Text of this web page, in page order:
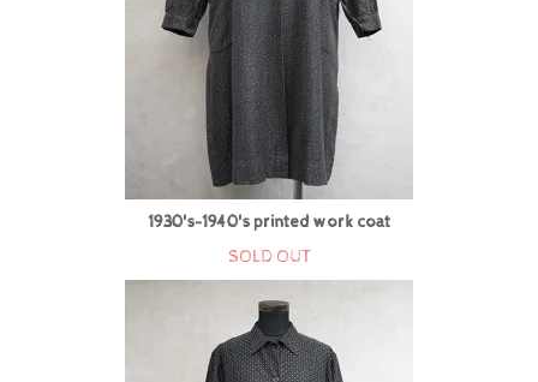
1930's-1940's printed work coat
SOLD OUT